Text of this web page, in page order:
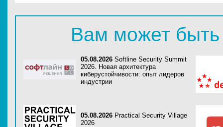
Вам может быть
05.08.2026 Softline Security Summit
2026. Новая архитектура
киберустойчивости: опыт лидеров
индустрии
05.08.2026 Practical Security Village
2026